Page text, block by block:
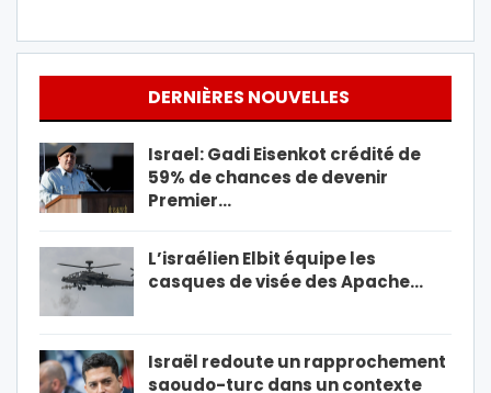
DERNIÈRES NOUVELLES
Israel: Gadi Eisenkot crédité de
59% de chances de devenir
Premier…
L’israélien Elbit équipe les
casques de visée des Apache…
Israël redoute un rapprochement
saoudo-turc dans un contexte